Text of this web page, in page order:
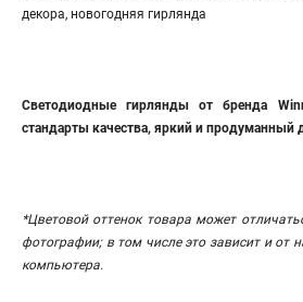
декора, новогодняя гирлянда
Светодиодные гирлянды от бренда
стандарты качества, яркий и продуманный
*Цветовой оттенок товара может
фотографии; в том числе это зависит и от
компьютера.